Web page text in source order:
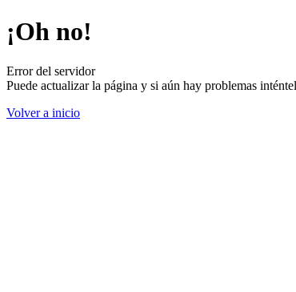
¡Oh no!
Error del servidor
Puede actualizar la página y si aún hay problemas
Volver a inicio